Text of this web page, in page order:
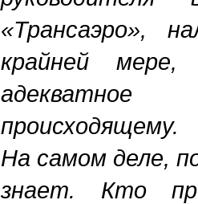
«Трансаэро»,
крайней мере,
происходящему.
На самом деле,
знает. Кто